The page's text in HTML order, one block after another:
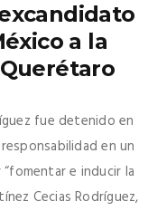
a la
fue detenido en
en un
e inducir la
Cecias Rodríguez,